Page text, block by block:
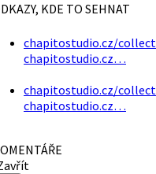
KDE TO SEHNAT
chapitostudio.cz/
chapitostudio.cz…
chapitostudio.cz/
chapitostudio.cz…